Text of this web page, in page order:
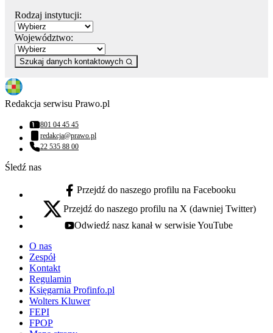
Rodzaj instytucji:
Województwo:
Szukaj danych kontaktowych
Redakcja serwisu Prawo.pl
Numer telefonu:
801 04 45 45
Adres email:
redakcja@prawo.pl
Numer telefonu:
22 535 88 00
Śledź nas
facebook - otwiera się w nowej karcie
Przejdź do naszego profilu na Facebooku
x - otwiera się w nowej karcie
Przejdź do naszego profilu na X (dawniej Twitter)
youtube - otwiera się w nowej karcie
Odwiedź nasz kanał w serwisie YouTube
O nas
Zespół
Kontakt
Regulamin
Księgarnia Profinfo.pl
Wolters Kluwer
FEPI
FPOP